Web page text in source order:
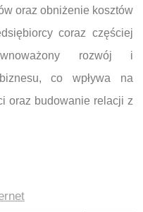
oraz obniżenie kosztów
coraz częściej
rozwój i
co wpływa na
oraz budowanie relacji z